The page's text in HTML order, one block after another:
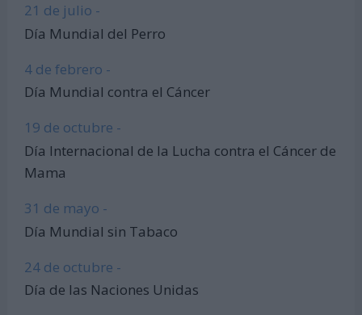
21 de julio -
Día Mundial del Perro
4 de febrero -
Día Mundial contra el Cáncer
19 de octubre -
Día Internacional de la Lucha contra el Cáncer de
Mama
31 de mayo -
Día Mundial sin Tabaco
24 de octubre -
Día de las Naciones Unidas